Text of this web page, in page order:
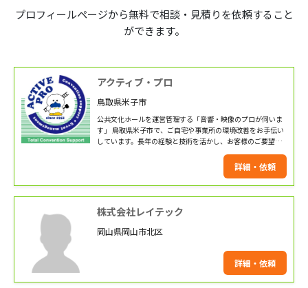
プロフィールページから無料で相談・見積りを依頼すること
ができます。
アクティブ・プロ
鳥取県米子市
公共文化ホールを運営管理する「音響・映像のプロが伺いま
す」 鳥取県米子市で、ご自宅や事業所の環境改善をお手伝い
しています。長年の経験と技術を活かし、お客様のご要望に
新しくしたい」などのお悩みを、より最適にご提案します。
詳細・依頼
株式会社レイテック
岡山県岡山市北区
詳細・依頼